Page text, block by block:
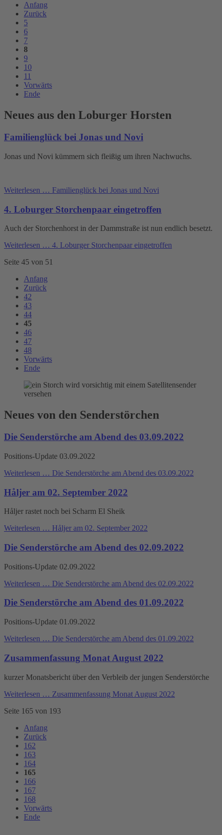
Anfang
Zurück
5
6
7
8
9
10
11
Vorwärts
Ende
Neues aus den Loburger Horsten
Familienglück bei Jonas und Novi
Jonas und Novi kümmern sich fleißig um ihren Nachwuchs.
Weiterlesen … Familienglück bei Jonas und Novi
4. Loburger Storchenpaar eingetroffen
Auch der Storchenhorst in der Dammstraße ist nun endlich besetzt.
Weiterlesen … 4. Loburger Storchenpaar eingetroffen
Seite 45 von 51
Anfang
Zurück
42
43
44
45
46
47
48
Vorwärts
Ende
Neues von den Senderstörchen
Die Senderstörche am Abend des 03.09.2022
Positions-Update 03.09.2022
Weiterlesen … Die Senderstörche am Abend des 03.09.2022
Håljer am 02. September 2022
Håljer rastet noch bei Scharm El Sheik
Weiterlesen … Håljer am 02. September 2022
Die Senderstörche am Abend des 02.09.2022
Positions-Update 02.09.2022
Weiterlesen … Die Senderstörche am Abend des 02.09.2022
Die Senderstörche am Abend des 01.09.2022
Positions-Update 01.09.2022
Weiterlesen … Die Senderstörche am Abend des 01.09.2022
Zusammenfassung Monat August 2022
kurzer Monatsbericht über den Verbleib der jungen Senderstörche
Weiterlesen … Zusammenfassung Monat August 2022
Seite 165 von 193
Anfang
Zurück
162
163
164
165
166
167
168
Vorwärts
Ende